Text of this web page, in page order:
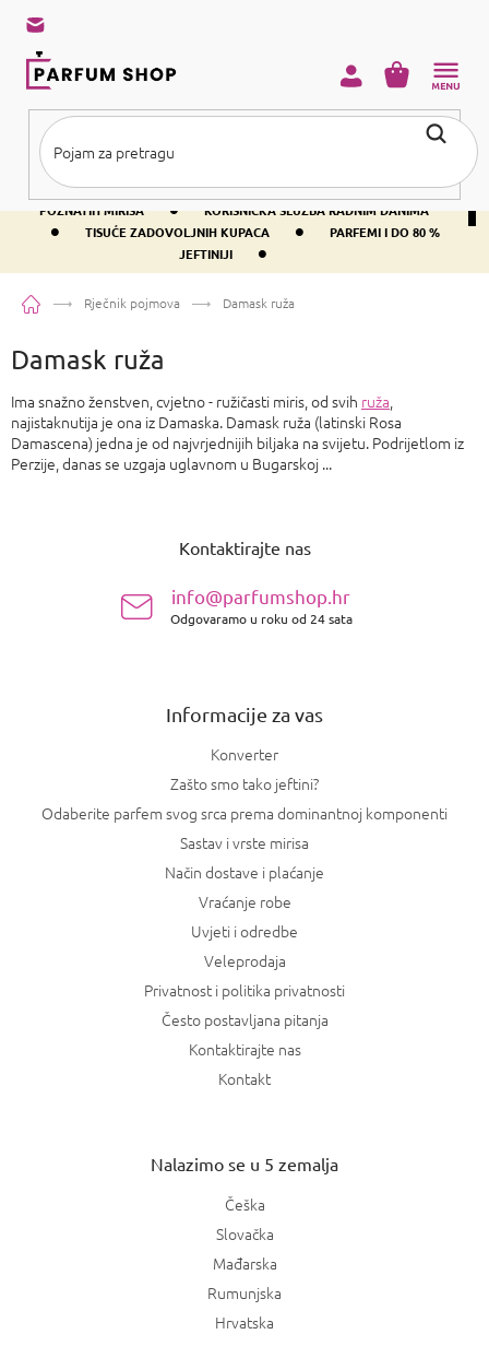
sadržaj
BESPLATNA DOSTAVA IZNAD PRIBLIŽNO 37 € •
400+ SVJETSKI
POZNATIH MIRISA
• KORISNIČKA SLUŽBA RADNIM DANIMA
• TISUĆE ZADOVOLJNIH KUPACA •
PARFEMI I DO 80 %
JEFTINIJI
•
KOŠARICA
PočetnaRječnik pojmova Damask ruža
Damask ruža
Ima snažno ženstven, cvjetno - ružičasti miris, od svih ruža,
najistaknutija je ona iz Damaska. Damask ruža (latinski Rosa
Damascena) jedna je od najvrjednijih biljaka na svijetu. Podrijetlom iz
Perzije, danas se uzgaja uglavnom u Bugarskoj ...
Kontaktirajte nas
info@parfumshop.hr
Odgovaramo u roku od 24 sata
Informacije za vas
Konverter
Zašto smo tako jeftini?
Odaberite parfem svog srca prema dominantnoj komponenti
Sastav i vrste mirisa
Način dostave i plaćanje
Vraćanje robe
Uvjeti i odredbe
Veleprodaja
Privatnost i politika privatnosti
Često postavljana pitanja
Kontaktirajte nas
Kontakt
Nalazimo se u 5 zemalja
Češka
Slovačka
Mađarska
Rumunjska
Hrvatska